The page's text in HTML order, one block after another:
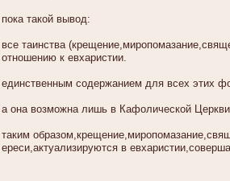
пока такой вывод:
все таинства
отношению к евхаристии.
единственным содержанием для всех этих
а она возможна лишь в Кафолической
таким
ереси,актуализируются в